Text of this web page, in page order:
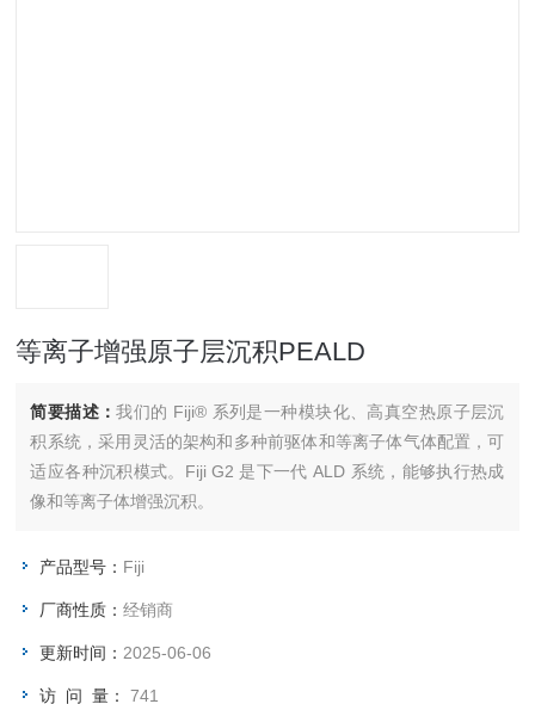
等离子增强原子层沉积PEALD
简要描述：我们的 Fiji® 系列是一种模块化、高真空热原子层沉
积系统，采用灵活的架构和多种前驱体和等离子体气体配置，可
适应各种沉积模式。Fiji G2 是下一代 ALD 系统，能够执行热成
像和等离子体增强沉积。
产品型号： Fiji
厂商性质：经销商
更新时间： 2025-06-06
访 问 量：741